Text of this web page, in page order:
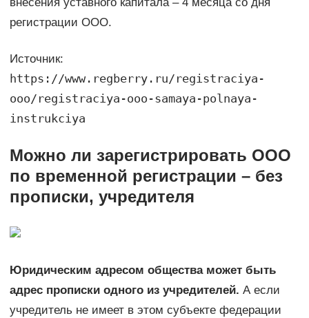
регистрации ООО.
Источник:
https://www.regberry.ru/registraciya-
ooo/registraciya-ooo-samaya-polnaya-
instrukciya
Можно ли зарегистрировать ООО
по временной регистрации – без
прописки, учредителя
Юридическим адресом общества может быть
адрес прописки одного из учредителей. А если
учредитель не имеет в этом субъекте федерации